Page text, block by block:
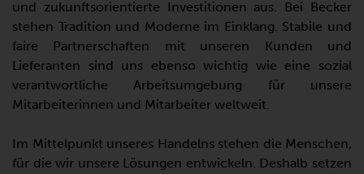
und zukunftsorientierte Investitionen aus. Bei Becker
stehen Tradition und Moderne im Einklang. Stabile und
faire Partnerschaften mit unseren Kunden und
Lieferanten sind uns ebenso wichtig wie eine sozial
verantwortliche Arbeitsumgebung für unsere
Mitarbeiterinnen und Mitarbeiter weltweit.
Im Mittelpunkt unseres Handelns stehen die Menschen,
für die wir unsere Lösungen entwickeln. Deshalb setzen